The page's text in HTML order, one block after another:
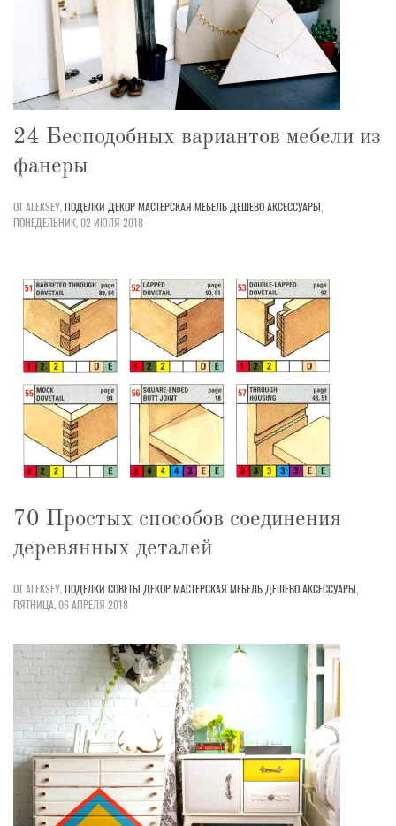
24 Бесподобных вариантов мебели из
фанеры
ОТ ALEKSEY,ПОДЕЛКИ ДЕКОРМАСТЕРСКАЯ МЕБЕЛЬ ДЕШЕВОАКСЕССУАРЫ,
ПОНЕДЕЛЬНИК, 02 ИЮЛЯ 2018
70 Простых способов соединения
деревянных деталей
ОТ ALEKSEY,ПОДЕЛКИ СОВЕТЫ ДЕКОРМАСТЕРСКАЯ МЕБЕЛЬ ДЕШЕВОАКСЕССУАРЫ,
ПЯТНИЦА, 06 АПРЕЛЯ 2018